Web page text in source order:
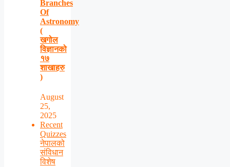
Branches
Of
Astronomy
(
खगोल
विज्ञानको
१७
शाखाहरु
)
August
25,
2025
Recent
Quizzes
नेपालको
संविधान
विशेष